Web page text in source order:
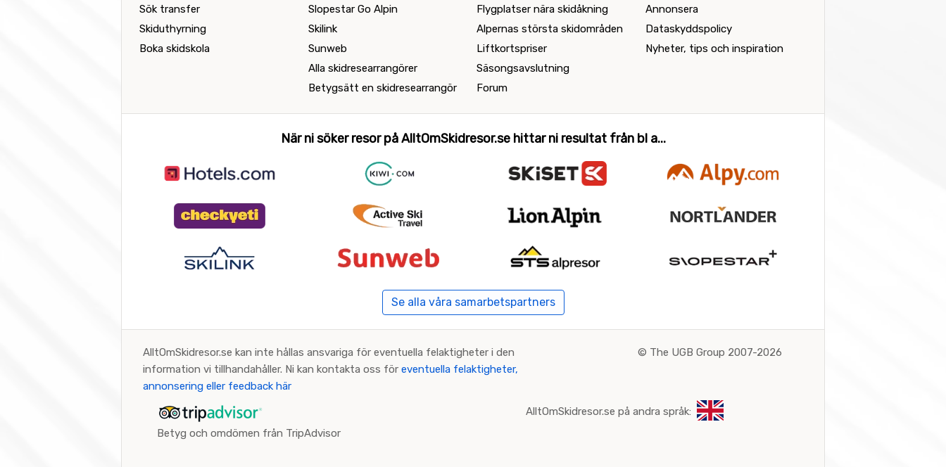
Sök transfer
Skiduthyrning
Boka skidskola
Slopestar Go Alpin
Skilink
Sunweb
Alla skidresearrangörer
Betygsätt en skidresearrangör
Flygplatser nära skidåkning
Alpernas största skidområden
Liftkortspriser
Säsongsavslutning
Forum
Annonsera
Dataskyddspolicy
Nyheter, tips och inspiration
När ni söker resor på AlltOmSkidresor.se hittar ni resultat från bl a...
Se alla våra samarbetspartners
AlltOmSkidresor.se kan inte hållas ansvariga för eventuella felaktigheter i den
information vi tillhandahåller. Ni kan kontakta oss för eventuella felaktigheter,
annonsering eller feedback här
© The UGB Group 2007-2026
Betyg och omdömen från TripAdvisor
AlltOmSkidresor.se på andra språk: